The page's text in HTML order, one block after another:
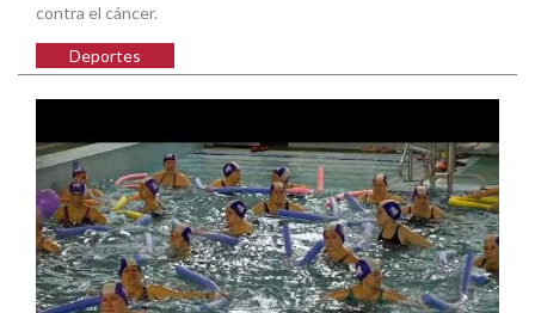
contra el cáncer.
Deportes